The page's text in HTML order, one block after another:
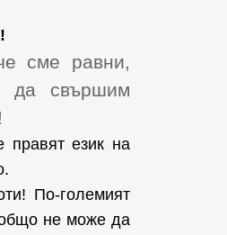
сме равни,
да свършим
правят език на
По-големият
не може да